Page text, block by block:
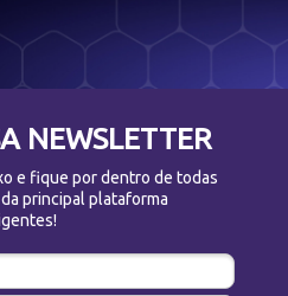
NEWSLETTER
e fique por dentro de todas
principal plataforma